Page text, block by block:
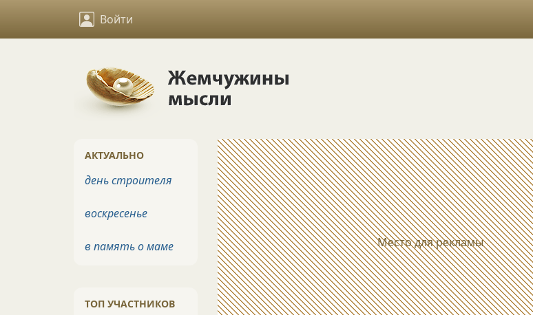
Войти
Место для рекламы
АКТУАЛЬНО
день строителя
воскресенье
в память о маме
ТОП УЧАСТНИКОВ